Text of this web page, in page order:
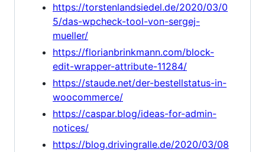
https://torstenlandsiedel.de/2020/03/0
5/das-wpcheck-tool-von-sergej-
mueller/
https://florianbrinkmann.com/block-
edit-wrapper-attribute-11284/
https://staude.net/der-bestellstatus-in-
woocommerce/
https://caspar.blog/ideas-for-admin-
notices/
https://blog.drivingralle.de/2020/03/08